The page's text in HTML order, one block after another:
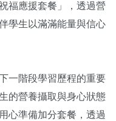
福應援套餐」，透過營
學生以滿滿能量與信心
一階段學習歷程的重要
的營養攝取與身心狀態
心準備加分套餐，透過